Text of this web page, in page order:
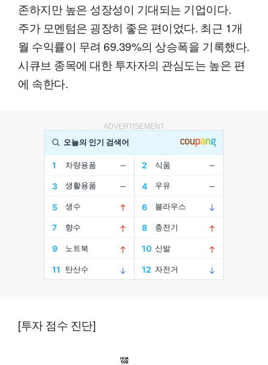
존하지만 높은 성장성이 기대되는 기업이다.
주가 모멘텀은 굉장히 좋은 편이었다. 최근 1개
월 수익률이 무려 69.39%의 상승폭을 기록했다.
시큐브 종목에 대한 투자자의 관심도는 높은 편
에 속한다.
ADVERTISEMENT
[투자 점수 진단]